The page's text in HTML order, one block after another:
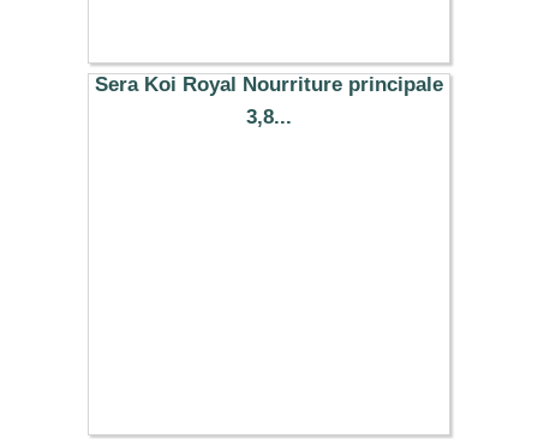
Sera Koi Royal Nourriture principale
3,8...